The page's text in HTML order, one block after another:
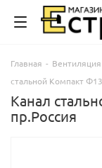
Главная - Вентиляция
стальной Компакт
Канал
пр.Россия